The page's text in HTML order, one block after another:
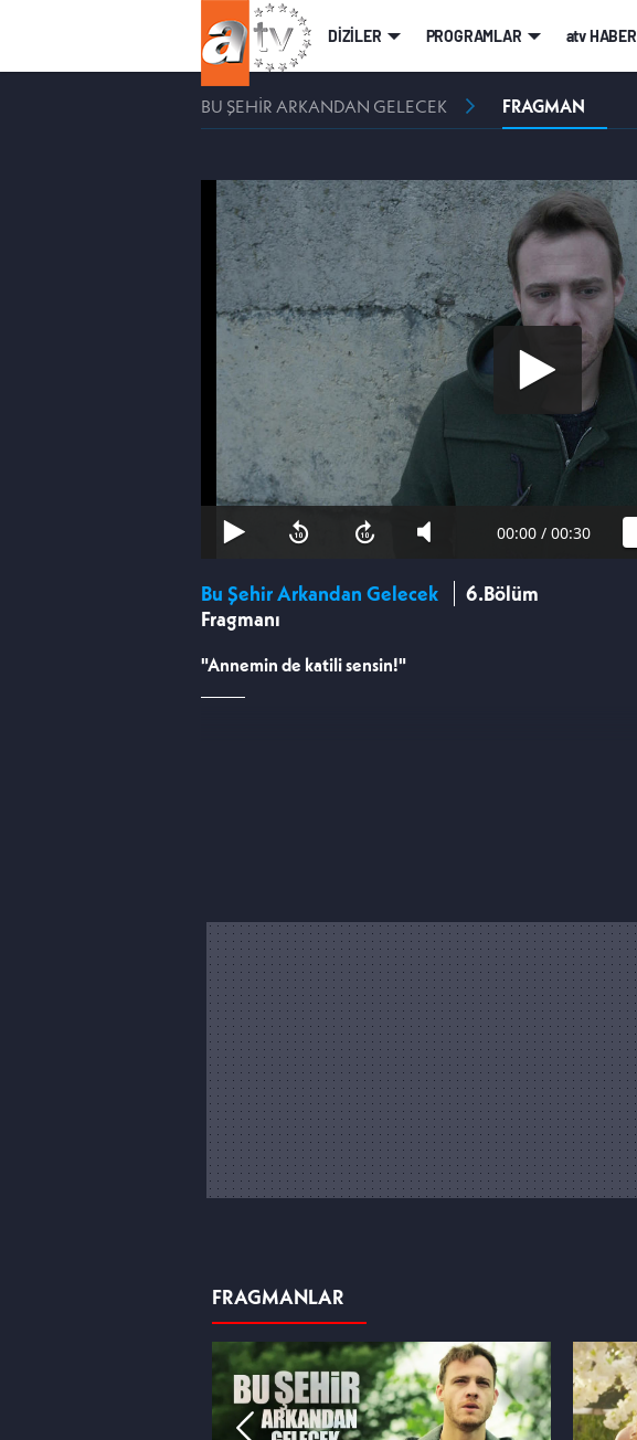
DİZİLER PROGRAMLAR atv HABER
BU ŞEHİR ARKANDAN GELECEK FRAGMAN
00:00 / 00:30
Bu Şehir Arkandan Gelecek
6.Bölüm
Fragmanı
"Annemin de katili sensin!"
FRAGMANLAR